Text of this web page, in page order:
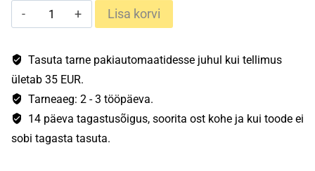
Action
Armband
kogus
Lisa korvi
Tasuta tarne pakiautomaatidesse juhul kui tellimus
ületab 35 EUR.
Tarneaeg: 2 - 3 tööpäeva.
14 päeva tagastusõigus, soorita ost kohe ja kui toode ei
sobi tagasta tasuta.